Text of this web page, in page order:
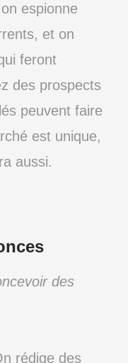
espionne
et on
feront
des prospects
peuvent faire
est unique,
aussi.
des
rédige des